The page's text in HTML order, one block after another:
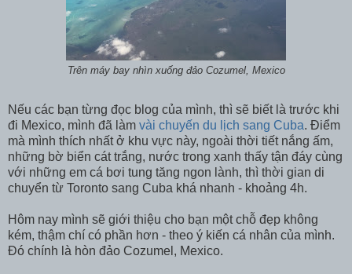
Trên máy bay nhìn xuống đảo Cozumel, Mexico
Nếu các bạn từng đọc blog của mình, thì sẽ biết là trước khi
đi Mexico, mình đã làm vài chuyến du lịch sang Cuba. Điểm
mà mình thích nhất ở khu vực này, ngoài thời tiết nắng ấm,
những bờ biển cát trắng, nước trong xanh thấy tận đáy cùng
với những em cá bơi tung tăng ngon lành, thì thời gian di
chuyển từ Toronto sang Cuba khá nhanh - khoảng 4h.
Hôm nay mình sẽ giới thiệu cho bạn một chỗ đẹp không
kém, thậm chí có phần hơn - theo ý kiến cá nhân của mình.
Đó chính là hòn đảo Cozumel, Mexico.